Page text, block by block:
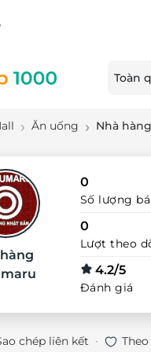
Toàn
Ăn uống Nhà
0
Số lượng
0
Lượt theo
4.2/5
Đánh giá
chép liên kết ·